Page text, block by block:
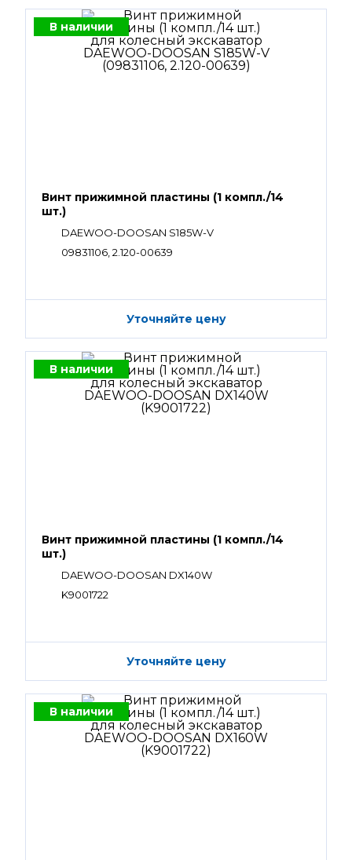
В наличии
Винт прижимной пластины (1 компл./14
шт.)
DAEWOO-DOOSAN S185W-V
09831106, 2.120-00639
Уточняйте цену
В наличии
Винт прижимной пластины (1 компл./14
шт.)
DAEWOO-DOOSAN DX140W
K9001722
Уточняйте цену
В наличии